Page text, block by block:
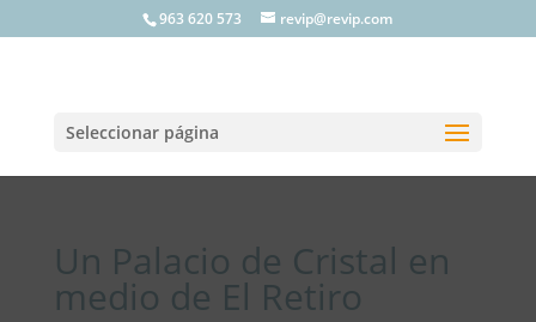
963 620 573 revip@revip.com
Seleccionar página
Un Palacio de Cristal en
medio de El Retiro